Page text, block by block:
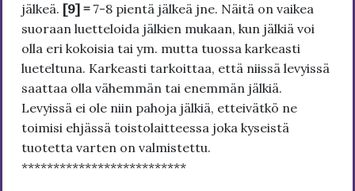
jälkeä. [9] = 7-8 pientä jälkeä jne. Näitä on vaikea
suoraan luetteloida jälkien mukaan, kun jälkiä voi
olla eri kokoisia tai ym. mutta tuossa karkeasti
lueteltuna. Karkeasti tarkoittaa, että niissä levyissä
saattaa olla vähemmän tai enemmän jälkiä.
Levyissä ei ole niin pahoja jälkiä, etteivätkö ne
toimisi ehjässä toistolaitteessa joka kyseistä
tuotetta varten on valmistettu.
**************************